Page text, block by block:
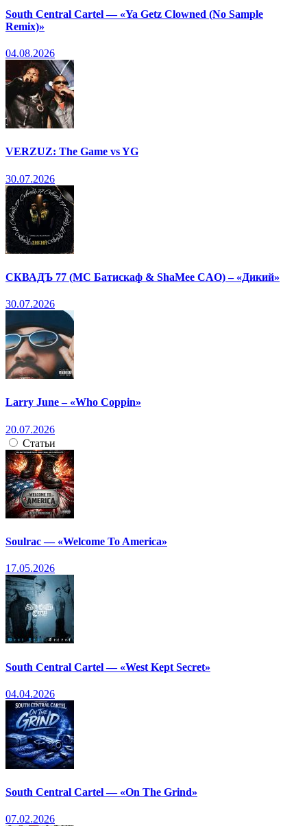
South Central Cartel — «Ya Getz Clowned (No Sample
Remix)»
04.08.2026
VERZUZ: The Game vs YG
30.07.2026
СКВАДЪ 77 (МС Батискаф & ShaMee CAO) – «Дикий»
30.07.2026
Larry June – «Who Coppin»
20.07.2026
Статьи
Soulrac — «Welcome To America»
17.05.2026
South Central Cartel — «West Kept Secret»
04.04.2026
South Central Cartel — «On The Grind»
07.02.2026